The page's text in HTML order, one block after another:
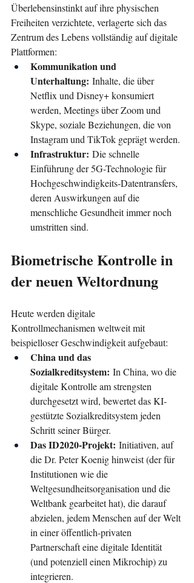
Überlebensinstinkt auf ihre physischen
Freiheiten verzichtete, verlagerte sich das
Zentrum des Lebens vollständig auf digitale
Plattformen:
Kommunikation und
Unterhaltung: Inhalte, die über
Netflix und Disney+ konsumiert
werden, Meetings über Zoom und
Skype, soziale Beziehungen, die von
Instagram und TikTok geprägt werden.
Infrastruktur: Die schnelle
Einführung der 5G-Technologie für
Hochgeschwindigkeits-Datentransfers,
deren Auswirkungen auf die
menschliche Gesundheit immer noch
umstritten sind.
Biometrische Kontrolle in
der neuen Weltordnung
Heute werden digitale
Kontrollmechanismen weltweit mit
beispielloser Geschwindigkeit aufgebaut:
China und das
Sozialkreditsystem: In China, wo die
digitale Kontrolle am strengsten
durchgesetzt wird, bewertet das KI-
gestützte Sozialkreditsystem jeden
Schritt seiner Bürger.
Das ID2020-Projekt: Initiativen, auf
die Dr. Peter Koenig hinweist (der für
Institutionen wie die
Weltgesundheitsorganisation und die
Weltbank gearbeitet hat), die darauf
abzielen, jedem Menschen auf der Welt
in einer öffentlich-privaten
Partnerschaft eine digitale Identität
(und potenziell einen Mikrochip) zu
integrieren.